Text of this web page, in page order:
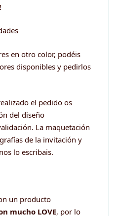
en otro color, podéis
disponibles y pedirlos
el pedido os
del diseño
La maquetación
de la invitación y
lo escribais.
un producto
mucho LOVE, por lo